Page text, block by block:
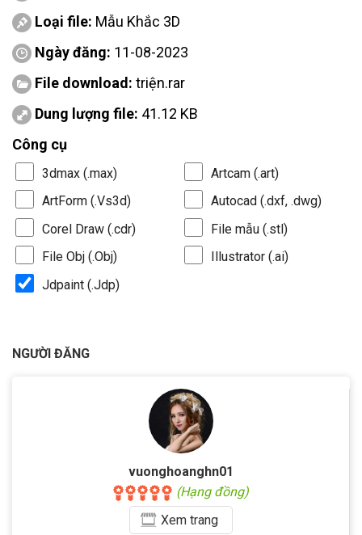
Loại file: Mẫu Khắc 3D
Ngày đăng: 11-08-2023
File download: triện.rar
Dung lượng file: 41.12 KB
Công cụ
3dmax (.max)
Artcam (.art)
ArtForm (.Vs3d)
Autocad (.dxf, .dwg)
Corel Draw (.cdr)
File mẫu (.stl)
File Obj (.Obj)
Illustrator (.ai)
Jdpaint (.Jdp)
NGƯỜI ĐĂNG
vuonghoanghn01
(Hạng đồng)
Xemtrang